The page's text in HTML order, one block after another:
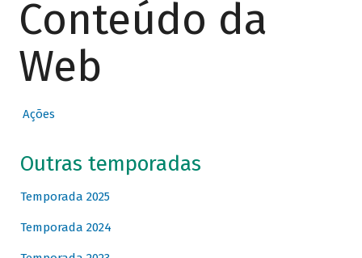
Conteúdo da
Web
Ações
Outras temporadas
Temporada 2025
Temporada 2024